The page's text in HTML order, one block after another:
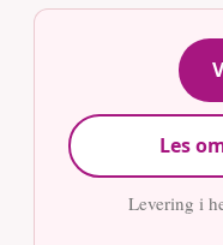
Les
Levering i